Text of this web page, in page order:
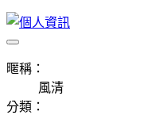
暱稱：
風清
分類：